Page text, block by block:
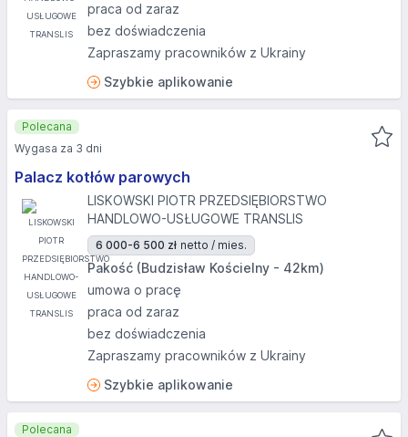
praca od zaraz
bez doświadczenia
Zapraszamy pracowników z Ukrainy
Szybkie aplikowanie
Palacz kotłów parowych
LISKOWSKI PIOTR PRZEDSIĘBIORSTWO
HANDLOWO-USŁUGOWE TRANSLIS
6 000-6 500 zł netto / mies.
Pakość (Budzisław Kościelny - 42km)
umowa o pracę
praca od zaraz
bez doświadczenia
Zapraszamy pracowników z Ukrainy
Szybkie aplikowanie
Polecana
Wygasa za 3 dni
Polecana